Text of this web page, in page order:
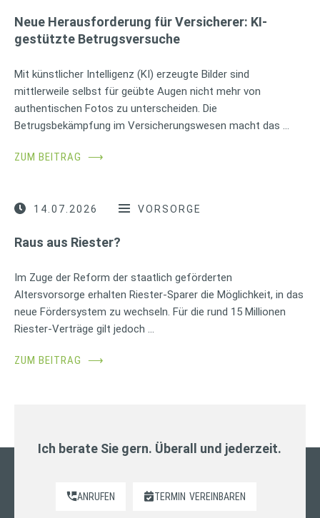
Neue Herausforderung für Versicherer: KI-
gestützte Betrugsversuche
Mit künstlicher Intelligenz (KI) erzeugte Bilder sind
mittlerweile selbst für geübte Augen nicht mehr von
authentischen Fotos zu unterscheiden. Die
Betrugsbekämpfung im Versicherungswesen macht das …
ZUM BEITRAG ⟶
14.07.2026 VORSORGE
Raus aus Riester?
Im Zuge der Reform der staatlich geförderten
Altersvorsorge erhalten Riester-Sparer die Möglichkeit, in das
neue Fördersystem zu wechseln. Für die rund 15 Millionen
Riester-Verträge gilt jedoch …
ZUM BEITRAG ⟶
Ich berate Sie gern. Überall und jederzeit.
ANRUFEN TERMIN VEREINBAREN